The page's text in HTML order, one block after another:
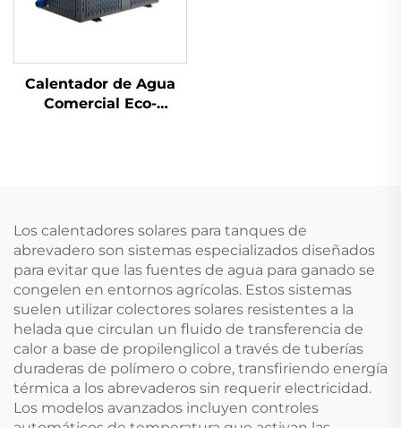
Calentador de Agua
Comercial Eco-
Eficiente
Los calentadores solares para tanques de
abrevadero son sistemas especializados diseñados
para evitar que las fuentes de agua para ganado se
congelen en entornos agrícolas. Estos sistemas
suelen utilizar colectores solares resistentes a la
helada que circulan un fluido de transferencia de
calor a base de propilenglicol a través de tuberías
duraderas de polímero o cobre, transfiriendo energía
térmica a los abrevaderos sin requerir electricidad.
Los modelos avanzados incluyen controles